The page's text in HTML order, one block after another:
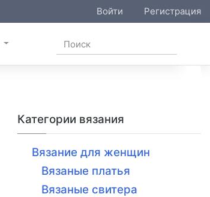
Войти Регистрация
Категории вязания
Вязание для женщин
Вязаные платья
Вязаные свитера